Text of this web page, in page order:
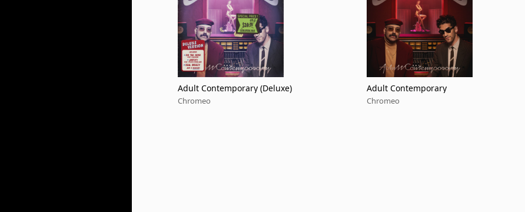
Adult Contemporary (Deluxe)
Chromeo
Adult Contemporary
Chromeo